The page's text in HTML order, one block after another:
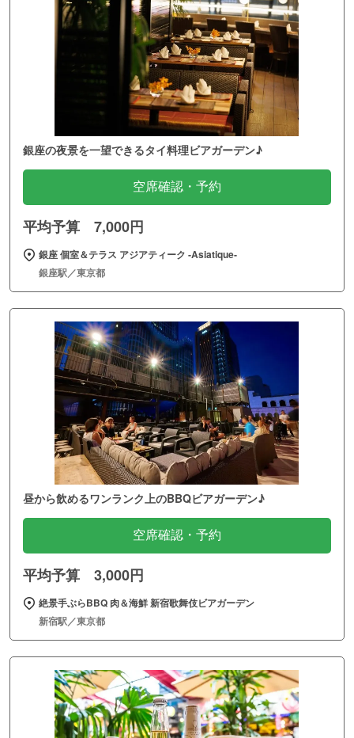
銀座の夜景を一望できるタイ料理ビアガーデン♪
空席確認・予約
平均予算 7,000円
銀座 個室＆テラス アジアティーク ‐Asiatique‐
銀座駅／東京都
昼から飲めるワンランク上のBBQビアガーデン♪
空席確認・予約
平均予算 3,000円
絶景手ぶらBBQ 肉＆海鮮 新宿歌舞伎ビアガーデン
新宿駅／東京都